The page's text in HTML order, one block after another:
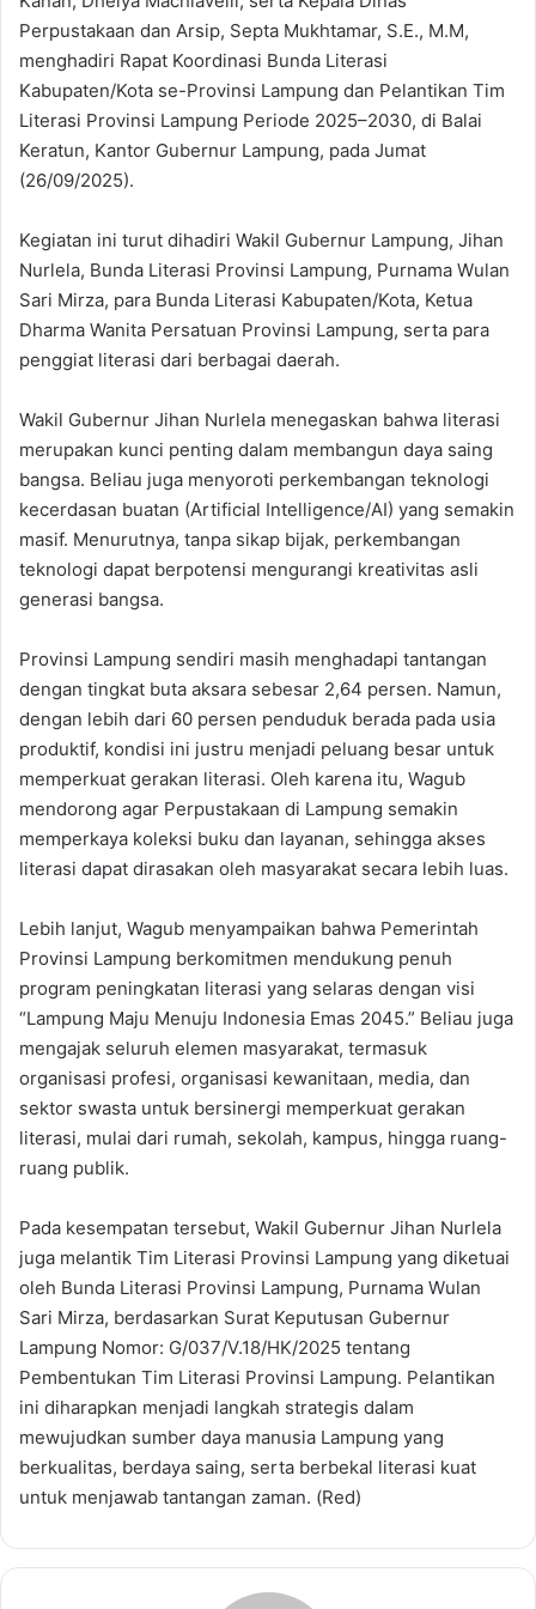
Perpustakaan dan Arsip, Septa Mukhtamar, S.E., M.M,
menghadiri Rapat Koordinasi Bunda Literasi
Kabupaten/Kota se-Provinsi Lampung dan Pelantikan Tim
Literasi Provinsi Lampung Periode 2025–2030, di Balai
Keratun, Kantor Gubernur Lampung, pada Jumat
(26/09/2025).
Kegiatan ini turut dihadiri Wakil Gubernur Lampung, Jihan
Nurlela, Bunda Literasi Provinsi Lampung, Purnama Wulan
Sari Mirza, para Bunda Literasi Kabupaten/Kota, Ketua
Dharma Wanita Persatuan Provinsi Lampung, serta para
penggiat literasi dari berbagai daerah.
Wakil Gubernur Jihan Nurlela menegaskan bahwa literasi
merupakan kunci penting dalam membangun daya saing
bangsa. Beliau juga menyoroti perkembangan teknologi
kecerdasan buatan (Artificial Intelligence/AI) yang semakin
masif. Menurutnya, tanpa sikap bijak, perkembangan
teknologi dapat berpotensi mengurangi kreativitas asli
generasi bangsa.
Provinsi Lampung sendiri masih menghadapi tantangan
dengan tingkat buta aksara sebesar 2,64 persen. Namun,
dengan lebih dari 60 persen penduduk berada pada usia
produktif, kondisi ini justru menjadi peluang besar untuk
memperkuat gerakan literasi. Oleh karena itu, Wagub
mendorong agar Perpustakaan di Lampung semakin
memperkaya koleksi buku dan layanan, sehingga akses
literasi dapat dirasakan oleh masyarakat secara lebih luas.
Lebih lanjut, Wagub menyampaikan bahwa Pemerintah
Provinsi Lampung berkomitmen mendukung penuh
program peningkatan literasi yang selaras dengan visi
“Lampung Maju Menuju Indonesia Emas 2045.” Beliau juga
mengajak seluruh elemen masyarakat, termasuk
organisasi profesi, organisasi kewanitaan, media, dan
sektor swasta untuk bersinergi memperkuat gerakan
literasi, mulai dari rumah, sekolah, kampus, hingga ruang-
ruang publik.
Pada kesempatan tersebut, Wakil Gubernur Jihan Nurlela
juga melantik Tim Literasi Provinsi Lampung yang diketuai
oleh Bunda Literasi Provinsi Lampung, Purnama Wulan
Sari Mirza, berdasarkan Surat Keputusan Gubernur
Lampung Nomor: G/037/V.18/HK/2025 tentang
Pembentukan Tim Literasi Provinsi Lampung. Pelantikan
ini diharapkan menjadi langkah strategis dalam
mewujudkan sumber daya manusia Lampung yang
berkualitas, berdaya saing, serta berbekal literasi kuat
untuk menjawab tantangan zaman. (Red)